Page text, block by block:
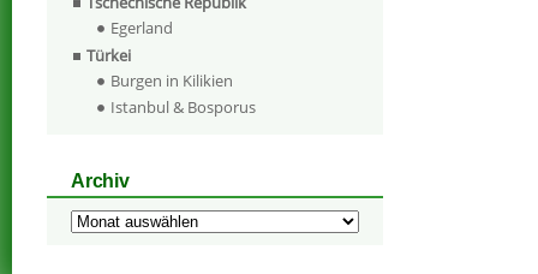
Egerland
Türkei
Burgen in Kilikien
Istanbul & Bosporus
Archiv
Archiv